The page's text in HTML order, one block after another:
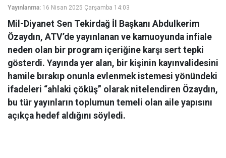
Yayınlanma: 16 Nisan 2025 Çarşamba 14:03
Mil-Diyanet Sen Tekirdağ İl Başkanı Abdulkerim
Özaydın, ATV’de yayınlanan ve kamuoyunda infiale
neden olan bir program içeriğine karşı sert tepki
gösterdi. Yayında yer alan, bir kişinin kayınvalidesini
hamile bırakıp onunla evlenmek istemesi yönündeki
ifadeleri “ahlaki çöküş” olarak nitelendiren Özaydın,
bu tür yayınların toplumun temeli olan aile yapısını
açıkça hedef aldığını söyledi.